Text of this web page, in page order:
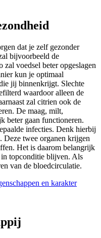
dat je zelf gezonder
bijvoorbeeld de
voedsel beter opgeslagen
kun je optimaal
jij binnenkrijgt. Slechte
waardoor alleen de
zal citrien ook de
De maag, milt,
beter gaan functioneren.
infecties. Denk hierbij
Deze twee organen krijgen
Het is daarom belangrijk
in topconditie blijven. Als
van de bloedcirculatie.
en karakter